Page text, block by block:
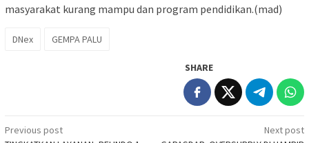
masyarakat kurang mampu dan program pendidikan.(mad)
DNex GEMPA PALU
SHARE
Post
Previous post
Next post